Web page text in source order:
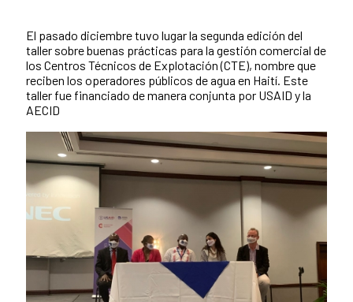
El pasado diciembre tuvo lugar la segunda edición del
taller sobre buenas prácticas para la gestión comercial de
los Centros Técnicos de Explotación (CTE), nombre que
reciben los operadores públicos de agua en Haití. Este
taller fue financiado de manera conjunta por USAID y la
AECID